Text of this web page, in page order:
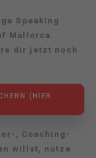
Speaking
Mallorca.
dir jetzt noch
(HIER
, Coaching-
willst, nutze